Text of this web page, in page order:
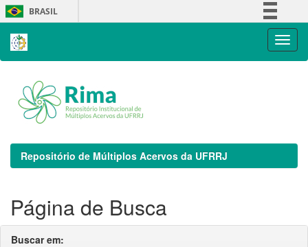
Skip
navigation
BRASIL
Repositório de Múltiplos Acervos da UFRRJ
Página de Busca
Buscar em: